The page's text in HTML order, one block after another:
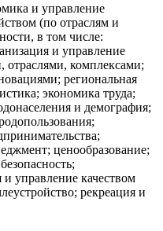
и управление
(по отраслям и
в том числе:
и управление
отраслями, комплексами;
региональная
экономика труда;
и демография;
ценообразование;
и управление качеством
рекреация и